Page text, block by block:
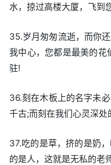
水，掠过高楼大厦，飞到
35.岁月匆匆流逝，而你
我中心，您都是最美的花
驻!
36.刻在木板上的名字未
千古;而刻在我们心灵深
37.吃的是草，挤的是奶
的是人，这就是无私的老